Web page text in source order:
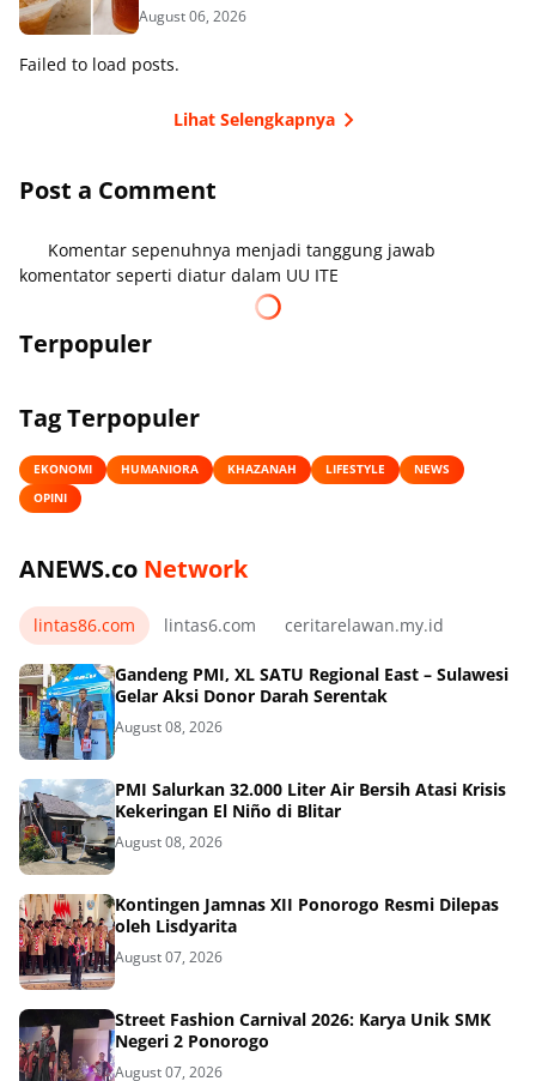
August 06, 2026
Failed to load posts.
Lihat Selengkapnya
Post a Comment
Komentar sepenuhnya menjadi tanggung jawab
komentator seperti diatur dalam UU ITE
Terpopuler
Tag Terpopuler
EKONOMI HUMANIORA KHAZANAH LIFESTYLE
NEWS
OPINI
ANEWS.co Network
lintas86.com lintas6.com ceritarelawan.my.id
Gandeng PMI, XL SATU Regional East – Sulawesi
Gelar Aksi Donor Darah Serentak
August 08, 2026
PMI Salurkan 32.000 Liter Air Bersih Atasi Krisis
Kekeringan El Niño di Blitar
August 08, 2026
Kontingen Jamnas XII Ponorogo Resmi Dilepas
oleh Lisdyarita
August 07, 2026
Street Fashion Carnival 2026: Karya Unik SMK
Negeri 2 Ponorogo
August 07, 2026